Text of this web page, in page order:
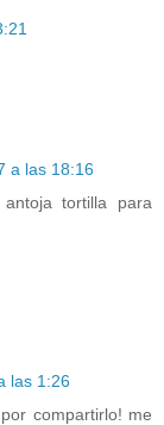
a las 18:16
tortilla para
las 1:26
compartirlo! me